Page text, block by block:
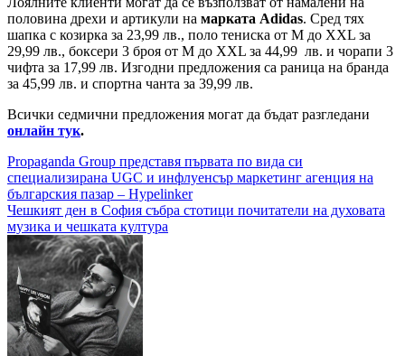
половина дрехи и артикули на марката Adidas. Сред тях
шапка с козирка за 23,99 лв., поло тениска от M до XXL за
29,99 лв., боксери 3 броя от M до XXL за 44,99 лв. и чорапи 3
чифта за 17,99 лв. Изгодни предложения са раница на бранда
за 45,99 лв. и спортна чанта за 39,99 лв.
Всички седмични предложения могат да бъдат разгледани
онлайн тук.
Навигация
Propaganda Group представя първата по вида си
специализирана UGC и инфлуенсър маркетинг агенция на
българския пазар – Hypelinker
Чешкият ден в София събра стотици почитатели на духовата
музика и чешката култура